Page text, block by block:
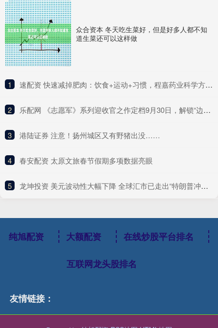
众合资本 冬天吃生菜好，但是好多人都不知
道生菜还可以这样做
1 ​速配资 快速减掉肥肉：饮食+运动+习惯，程嘉药业科学方法全解析
2 ​乐配网 《志愿军》系列迎收官之作定档9月30日，解锁“边打边谈”新战局
3 ​港陆证券 注意！扬州城区又有野猪出没……
4 ​春安配资 太原文旅春节假期多项数据亮眼
5 ​龙坤投资 美元波动性大幅下降 全球汇市已走出“特朗普冲击”阴影？
纯旭配资 大额配资 在线炒股平台排名
互联网龙头股排名
友情链接：